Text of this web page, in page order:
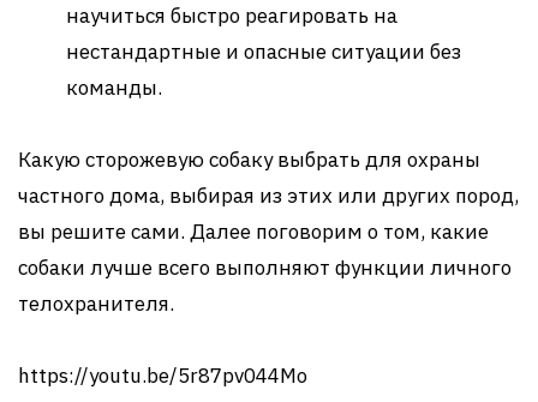
научиться быстро реагировать на
нестандартные и опасные ситуации без
команды.
Какую сторожевую собаку выбрать для охраны
частного дома, выбирая из этих или других пород,
вы решите сами. Далее поговорим о том, какие
собаки лучше всего выполняют функции личного
телохранителя.
https://youtu.be/5r87pv044Mo